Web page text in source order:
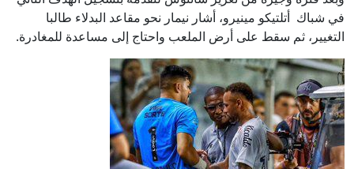
في شباك أتلتيكو مينيرو، أشار نيمار نحو مقاعد البدلاء طالبا
التغيير، ثم سقط على أرض الملعب واحتاج إلى مساعدة للمغادرة.